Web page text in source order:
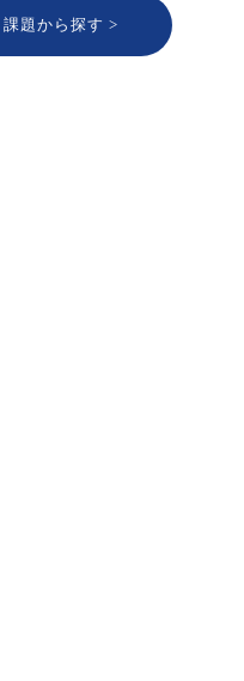
課題から探す >